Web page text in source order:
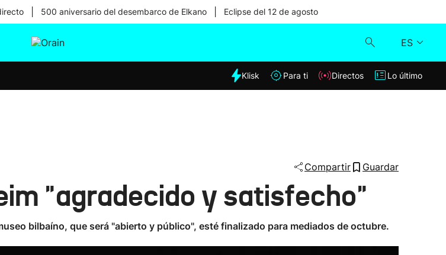
500 aniversario del desembarco de Elkano Eclipse del 12 de agosto
ES
Klisk
Klisk Para ti Directos Lo último
Compartir Guardar
"agradecido y satisfecho"
bilbaíno, que será "abierto y público", esté finalizado para mediados de octubre.